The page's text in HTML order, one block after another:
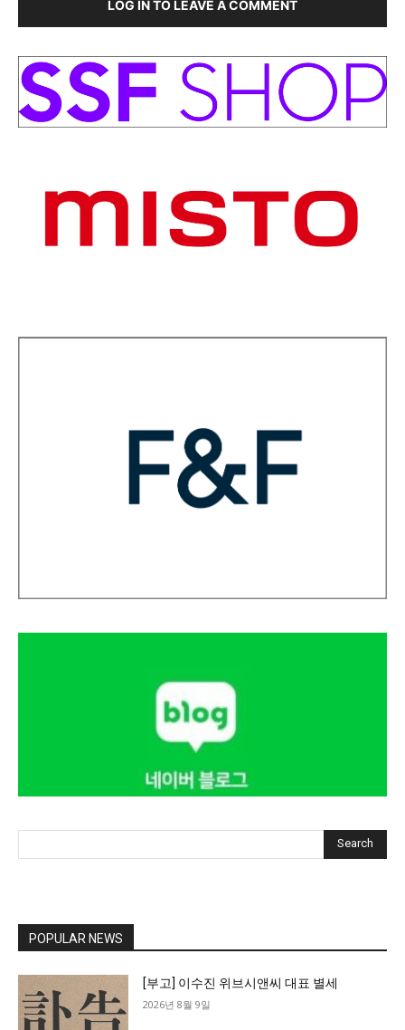
LOG IN TO LEAVE A COMMENT
Search
POPULAR NEWS
[부고] 이수진 위브시앤씨 대표 별세
2026년 8월 9일